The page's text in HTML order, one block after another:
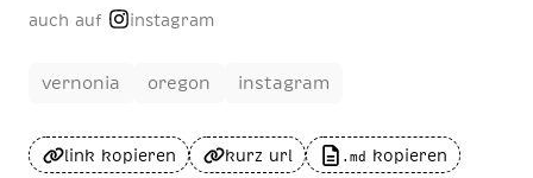
auch auf instagram
vernonia oregon instagram
link kopieren kurz url .md kopieren